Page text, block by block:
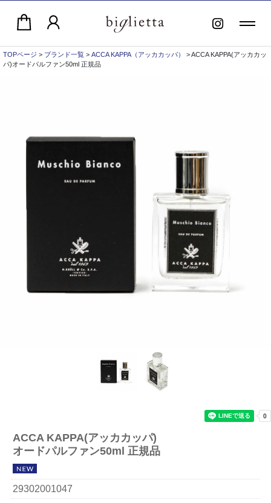
TOPページ > ブランド一覧 > ACCA KAPPA（アッカカッパ）
> ACCA KAPPA(アッカカッ
パ)オードパルファン50ml 正規品
ACCA KAPPA(アッカカッパ)
オードパルファン50ml 正規品
29302001047